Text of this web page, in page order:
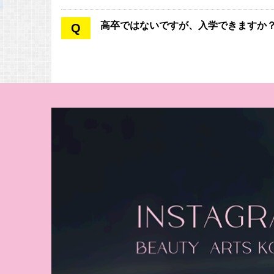
Q 高卒ではないですが、入学できますか